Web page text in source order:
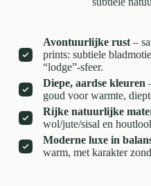
Avontuurlijke rust–
prints: subtiele
“lodge”-sfeer.
Diepe, aardse kleuren
goud voor warmte,
Rijke natuurlijke
wol/jute/sisal en
Moderne luxe in
warm, met karakter